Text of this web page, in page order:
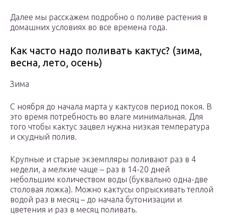
Далее мы расскажем подробно о поливе растения в
домашних условиях во все времена года.
Как часто надо поливать кактус? (зима,
весна, лето, осень)
Зима
С ноября до начала марта у кактусов период покоя. В
это время потребность во влаге минимальная. Для
того чтобы кактус зацвел нужна низкая температура
и скудный полив.
Крупные и старые экземпляры поливают раз в 4
недели, а мелкие чаще – раз в 14-20 дней
небольшим количеством воды (буквально одна-две
столовая ложка). Можно кактусы опрыскивать теплой
водой раз в месяц – до начала бутонизации и
цветения и раз в месяц поливать.